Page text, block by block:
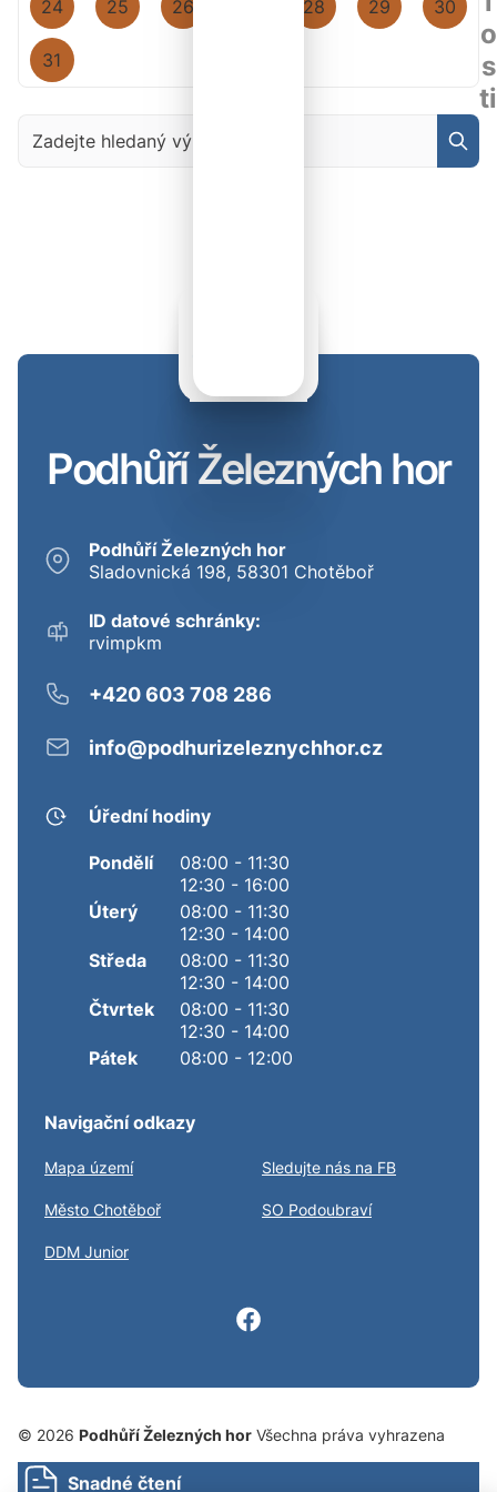
24 25 26 28 29 30
31
o
s
ti
Podhůří Železných hor
Podhůří Železných hor
Sladovnická 198, 58301 Chotěboř
ID datové schránky:
rvimpkm
+420 603 708 286
info@podhurizeleznychhor.cz
Úřední hodiny
Pondělí
08:00 - 11:30
12:30 - 16:00
Úterý
08:00 - 11:30
12:30 - 14:00
Středa
08:00 - 11:30
12:30 - 14:00
Čtvrtek
08:00 - 11:30
12:30 - 14:00
Pátek
08:00 - 12:00
Navigační odkazy
Mapa území Sledujte nás na FB
Město Chotěboř SO Podoubraví
DDM Junior
© 2026 Podhůří Železných hor Všechna práva vyhrazena
Snadné čtení